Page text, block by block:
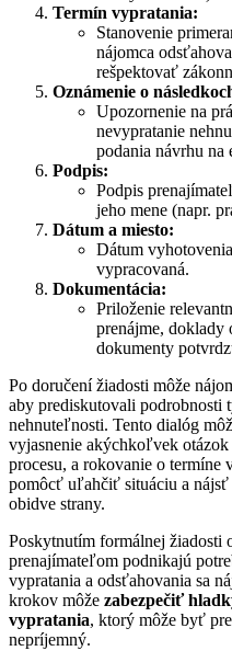
Termín vypratania:
Stanovenie
nájomca
rešpektovať
Oznámenie o
Upozornenie na
nevypratanie
podania návrhu na
Podpis:
Podpis
jeho mene (napr.
Dátum a miesto:
Dátum
vypracovaná.
Dokumentácia:
Priloženie
prenájme, doklady
dokumenty
Po doručení žiadosti môže
aby prediskutovali podrobnosti
nehnuteľnosti. Tento dialóg
vyjasnenie akýchkoľvek
procesu, a rokovanie o termíne
pomôcť uľahčiť situáciu a nájsť
obidve strany.
Poskytnutím formálnej žiadosti
prenajímateľom podnikajú
vypratania a odsťahovania sa
krokov môže zabezpečiť
vypratania, ktorý môže byť
nepríjemný.